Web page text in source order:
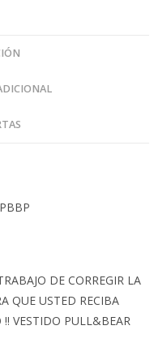
DE CORREGIR LA
QUE USTED RECIBA
VESTIDO PULL&BEAR